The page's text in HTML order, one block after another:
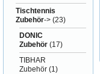
Tischtennis
Zubehör-> (23)
DONIC
Zubehör (17)
TIBHAR
Zubehör (1)